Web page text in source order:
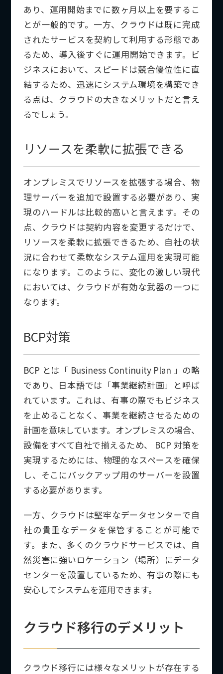
あり、運用開始までに数ヶ月以上を要するこ
とが一般的です。一方、クラウドは既に完成
されたサービスを契約して利用する形態であ
るため、導入後すぐに運用開始できます。ビ
ジネスにおいて、スピードは競合優位性に直
結するため、迅速にシステム環境を構築でき
る点は、クラウドの大きなメリットだと言え
るでしょう。
リソースを柔軟に拡張できる
オンプレミスでリソースを拡張する場合、物
理サーバーを追加で設置する必要があり、実
現のハードルは比較的高いと言えます。その
点、クラウドは契約内容を変更するだけで、
リソースを柔軟に拡張できるため、自社の状
況に合わせて柔軟なシステム運用を実現可能
になります。このように、変化の激しい現代
においては、クラウドが有効な武器の一つに
なります。
BCP対策
BCP とは「 Business Continuity Plan 」の略
であり、日本語では「事業継続計画」と呼ば
れています。これは、有事の際でもビジネス
を止めることなく、事業を継続させるための
計画を意味しています。オンプレミスの場合、
設備をすべて自社で揃えるため、 BCP 対策を
実現するためには、物理的なスペースを確保
し、そこにバックアップ用のサーバーを設置
する必要があります。
一方、クラウドは堅牢なデータセンターで自
社の貴重なデータを保管することが可能で
す。また、多くのクラウドサービスでは、自
然災害に強いロケーション（場所）にデータ
センターを設置しているため、有事の際にも
安心してシステムを運用できます。
クラウド移行のデメリット
クラウド移行には様々なメリットが存在する